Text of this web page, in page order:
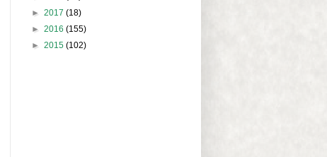
► 2017 (18)
► 2016 (155)
► 2015 (102)